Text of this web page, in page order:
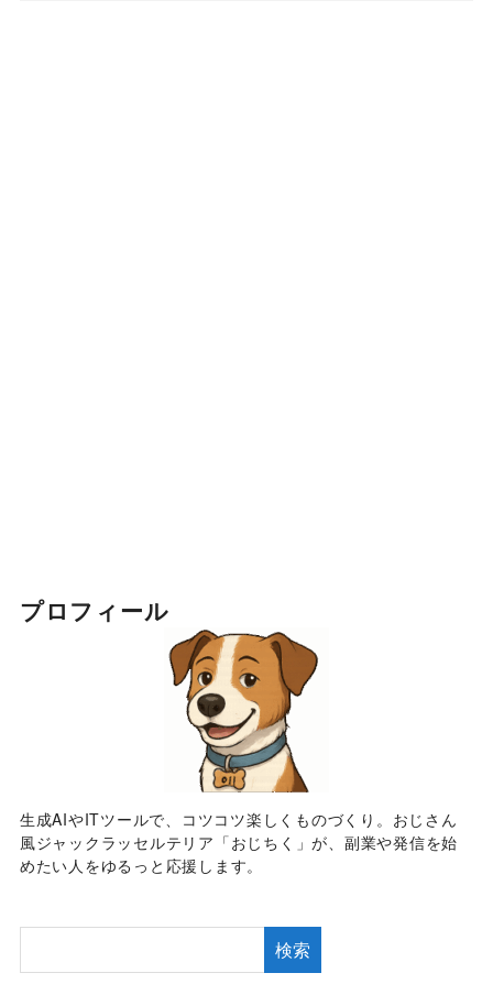
プロフィール
生成AIやITツールで、コツコツ楽しくものづくり。おじさん
風ジャックラッセルテリア「おじちく」が、副業や発信を始
めたい人をゆるっと応援します。
検索